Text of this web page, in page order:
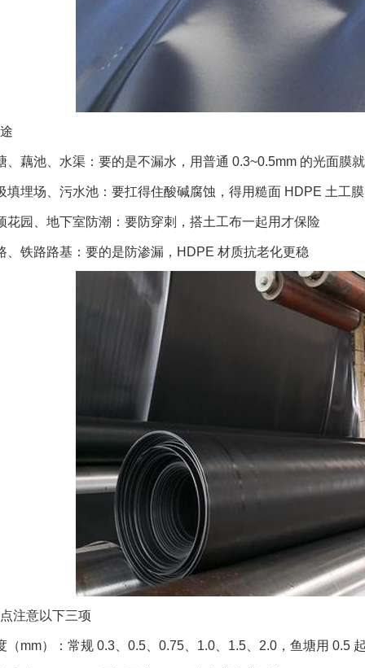
、藕池、水渠：要的是不漏水，用普通 0.3~0.5mm 的光面膜
填埋场、污水池：要扛得住酸碱腐蚀，得用糙面 HDPE 土工
花园、地下室防潮：要防穿刺，搭土工布一起用才保险
、铁路路基：要的是防渗漏，HDPE 材质抗老化更稳
注意以下三项
（mm）：常规 0.3、0.5、0.75、1.0、1.5、2.0，鱼塘用 0.5